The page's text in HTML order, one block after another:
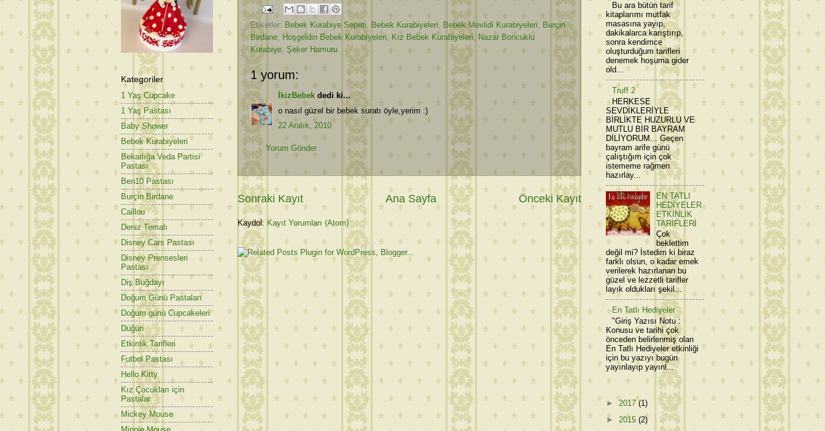
Etiketler: Bebek Kurabiye Sepeti, Bebek Kurabiyeleri, Bebek Mevlidi Kurabiyeleri, Burçin
Birdane, Hoşgeldin Bebek Kurabiyeleri, Kız Bebek Kurabiyeleri, Nazar Boncuklu
Kurabiye, Şeker Hamuru
1 yorum:
İkizBebek dedi ki...
o nasıl güzel bir bebek suratı öyle,yerim :)
22 Aralık, 2010
Yorum Gönder
Sonraki Kayıt Önceki Kayıt
Ana Sayfa
Kaydol: Kayıt Yorumları (Atom)
Kategoriler
1 Yaş Cupcake
1 Yaş Pastası
Baby Shower
Bebek Kurabiyeleri
Bekarlığa Veda Partisi
Pastası
Ben10 Pastası
Burçin Birdane
Caillou
Deniz Temalı
Disney Cars Pastası
Disney Prensesleri
Pastası
Diş Buğdayı
Doğum Günü Pastaları
Doğum günü Cupcakeleri
Düğün
Etkinlik Tarifleri
Futbol Pastası
Hello Kitty
Kız Çocukları için
Pastalar
Mickey Mouse
Bu ara bütün tarif
kitaplarımı mutfak
masasına yayıp,
dakikalarca karıştırıp,
sonra kendimce
oluşturduğum tarifleri
denemek hoşuma gider
old...
Truff 2
HERKESE
SEVDİKLERİYLE
BİRLİKTE HUZURLU VE
MUTLU BİR BAYRAM
DİLİYORUM... Geçen
bayram arife günü
çalıştığım için çok
istememe rağmen
hazırlay...
EN TATLI
HEDİYELER
ETKİNLİK
TARİFLERİ
Çok
beklettim
değil mi? İstedim ki biraz
farklı olsun, o kadar emek
verilerek hazırlanan bu
güzel ve lezzetli tarifler
layık oldukları şekil...
En Tatlı Hediyeler
"Giriş Yazısı Notu :
Konusu ve tarihi çok
önceden belirlenmiş olan
En Tatlı Hediyeler etkinliği
için bu yazıyı bugün
yayınlayıp yayınl...
►2017(1)
► 2015 (2)